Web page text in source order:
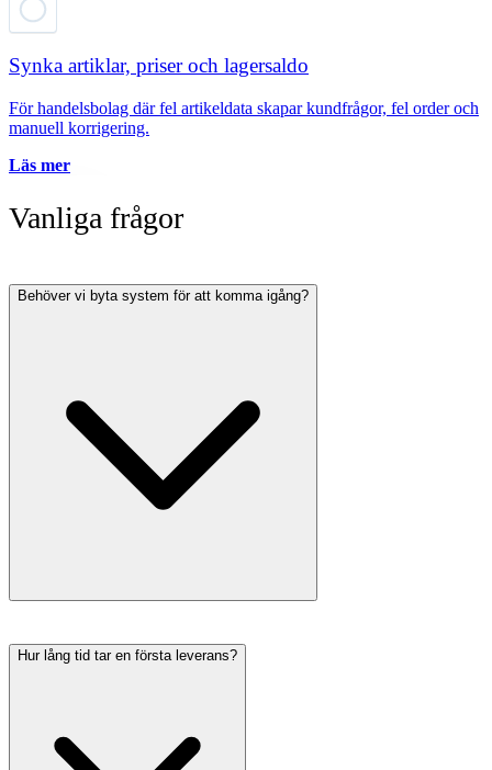
Synka artiklar, priser och lagersaldo
För handelsbolag där fel artikeldata skapar kundfrågor, fel order och
manuell korrigering.
Läs mer
Vanliga frågor
Behöver vi byta system för att komma igång?
Hur lång tid tar en första leverans?